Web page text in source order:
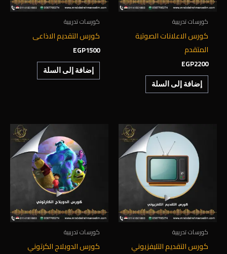
كورسات تدريبية
كورس الاعلانات الصوتية
المتقدم
EGP2200
إضافة إلى السلة
كورسات تدريبية
كورس التقديم الاذاعى
EGP1500
إضافة إلى السلة
كورسات تدريبية
كورس التقديم التليفزيوني
كورسات تدريبية
كورس الدوبلاج الكرتوني